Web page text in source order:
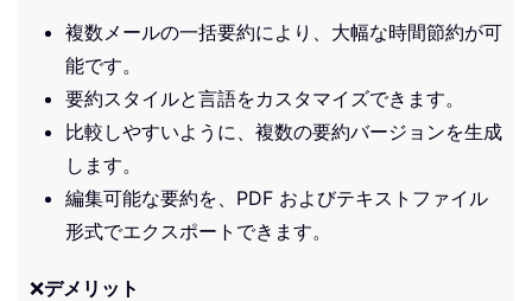
複数メールの一括要約により、大幅な時間節約が可
能です。
要約スタイルと言語をカスタマイズできます。
比較しやすいように、複数の要約バージョンを生成
します。
編集可能な要約を、PDF およびテキストファイル
形式でエクスポートできます。
❌デメリット